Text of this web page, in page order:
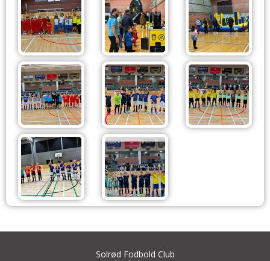
Solrød Fodbold Club